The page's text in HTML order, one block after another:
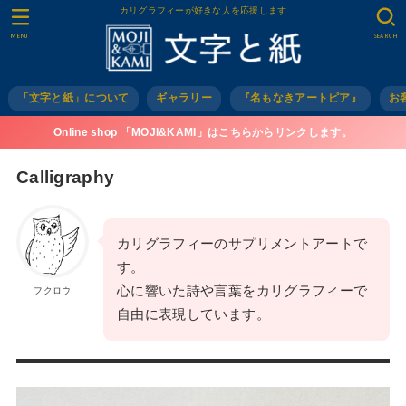
カリグラフィーが好きな人を応援します
「文字と紙」について ギャラリー 『名もなきアートピア』 お
SEARCH
MENU
Online shop 「MOJI&KAMI」はこちらからリンクします。
Calligraphy
フクロウ
カリグラフィーのサプリメントアートで
す。
心に響いた詩や言葉をカリグラフィーで
自由に表現しています。